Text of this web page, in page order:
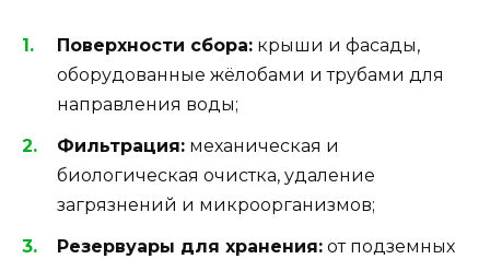
Поверхности сбора: крыши и фасады,
оборудованные жёлобами и трубами для
направления воды;
Фильтрация: механическая и
биологическая очистка, удаление
загрязнений и микроорганизмов;
Резервуары для хранения: от подземных